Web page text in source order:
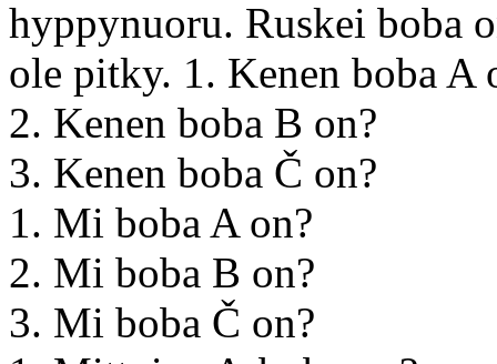
hyppynuoru. Ruskei boba
ole pitky. 1. Kenen boba A
2. Kenen boba B on?
3. Kenen boba Č on?
1. Mi boba A on?
2. Mi boba B on?
3. Mi boba Č on?